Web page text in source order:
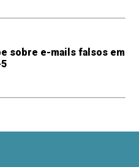
sobre e-mails falsos em